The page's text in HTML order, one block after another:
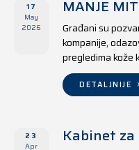
17
May
2026
MANJE
Građani su
kompanije,
pregledima kože
godine u
državnim tako i u
DETALJNIJE
23
Apr
Kabinet